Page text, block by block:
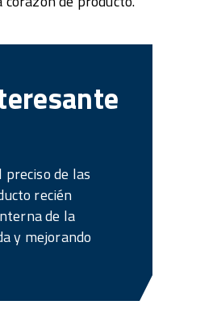
de las
recién
de la
y mejorando